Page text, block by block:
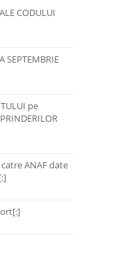
CODULUI
SEPTEMBRIE
pe
ANAF date